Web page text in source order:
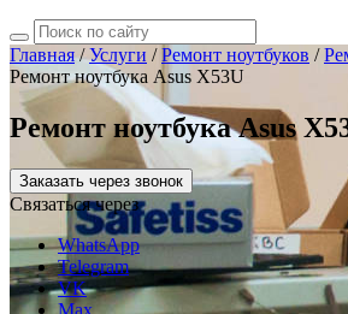
Главная/Услуги /Ремонт ноутбуков /
Ремонт ноутбука Asus X53U
Ремонт ноутбука Asus
Заказать через звонок
Связаться через
WhatsApp
Telegram
VK
Max